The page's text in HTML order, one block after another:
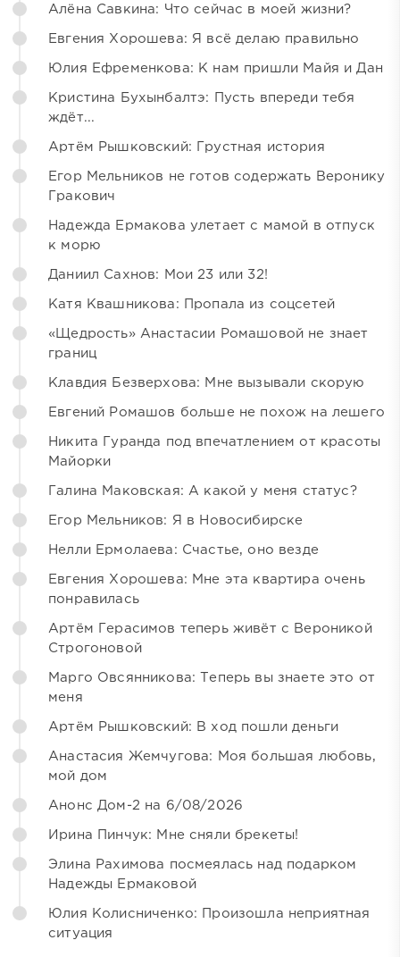
Алёна Савкина: Что сейчас в моей жизни?
Евгения Хорошева: Я всё делаю правильно
Юлия Ефременкова: К нам пришли Майя и Дан
Кристина Бухынбалтэ: Пусть впереди тебя
ждёт...
Артём Рышковский: Грустная история
Егор Мельников не готов содержать Веронику
Гракович
Надежда Ермакова улетает с мамой в отпуск
к морю
Даниил Сахнов: Мои 23 или 32!
Катя Квашникова: Пропала из соцсетей
«Щедрость» Анастасии Ромашовой не знает
границ
Клавдия Безверхова: Мне вызывали скорую
Евгений Ромашов больше не похож на лешего
Никита Гуранда под впечатлением от красоты
Майорки
Галина Маковская: А какой у меня статус?
Егор Мельников: Я в Новосибирске
Нелли Ермолаева: Счастье, оно везде
Евгения Хорошева: Мне эта квартира очень
понравилась
Артём Герасимов теперь живёт с Вероникой
Строгоновой
Марго Овсянникова: Теперь вы знаете это от
меня
Артём Рышковский: В ход пошли деньги
Анастасия Жемчугова: Моя большая любовь,
мой дом
Анонс Дом-2 на 6/08/2026
Ирина Пинчук: Мне сняли брекеты!
Элина Рахимова посмеялась над подарком
Надежды Ермаковой
Юлия Колисниченко: Произошла неприятная
ситуация